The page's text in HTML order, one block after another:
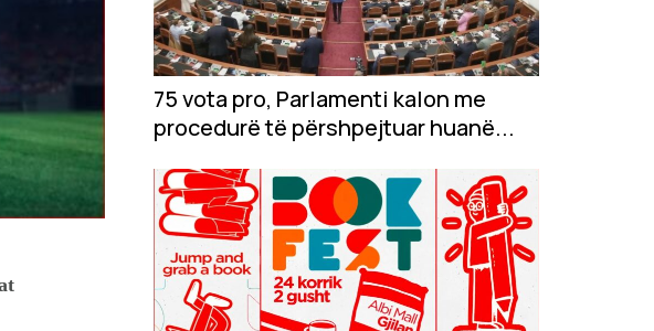
75 vota pro, Parlamenti kalon me
procedurë të përshpejtuar huanë...